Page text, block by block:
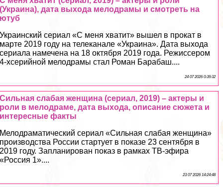
(Украина), дата выхода мелодрамы и смотреть на
ютуб
Украинский сериал «С меня хватит» вышел в прокат в
марте 2019 году на телеканале «Украина». Дата выхода
сериала намечена на 18 октября 2019 года. Режиссером
4-хсерийной мелодрамы стал Роман Баpaбаш....
24 07 2026 0:39:32
Сильная слабая женщина (сериал, 2019) – актеры и
роли в мелодраме, дата выхода, описание сюжета и
интересные факты
Мелодраматический сериал «Сильная слабая женщина»
производства России стартует в показе 23 сентября в
2019 году. Запланирован показ в рамках ТВ-эфира
«Россия 1»....
23 07 2026 14:24:48